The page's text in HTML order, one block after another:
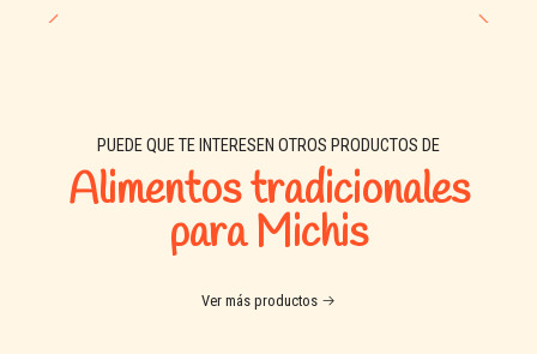
Croquetas y calidad de siempre
¿Por qué elegir Ekos Cat?
Ekos Cat ha sido desarrollado para cubrir las necesidades
PUEDE QUE TE INTERESEN OTROS PRODUCTOS DE
Alimentos tradicionales
para Michis
Ver más productos